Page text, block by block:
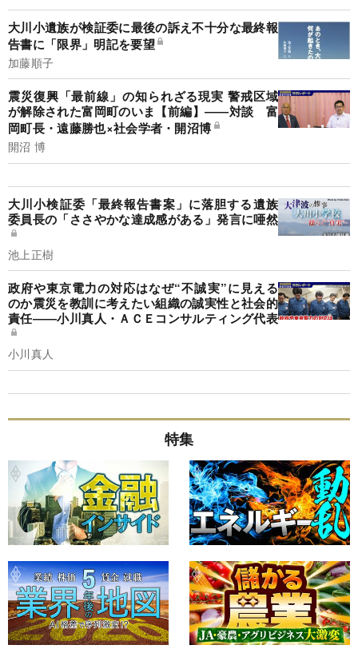
大川小遺族が検証委に最後の訴え不十分な最終報
告書に「限界」明記を要望
加藤順子
震災復興「最前線」の知られざる現実 警戒区域
が解除された富岡町のいま【前編】――対談 富
岡町長・遠藤勝也×社会学者・開沼博
開沼 博
大川小検証委「最終報告書案」に落胆する遺族
委員長の「ささやかな達成感がある」発言に唖然
池上正樹
政府や東京電力の対応はなぜ“不誠実”に見える
のか震災を教訓に考えたい組織の誠実性と社会的
責任――小川真人・ＡＣＥコンサルティング代表
小川真人
特集